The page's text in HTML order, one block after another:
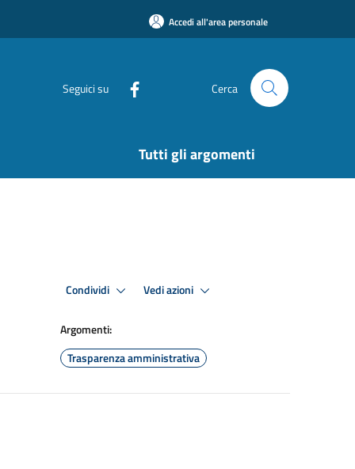
Accedi all'area personale
Seguici su Cerca
Tutti gli argomenti
Condividi Vedi azioni
Argomenti:
Trasparenza amministrativa